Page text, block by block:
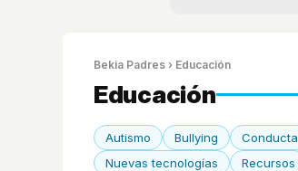
Bekia Padres › Educación
Educación
Autismo Bullying Conducta
Nuevas tecnologías
Recursos